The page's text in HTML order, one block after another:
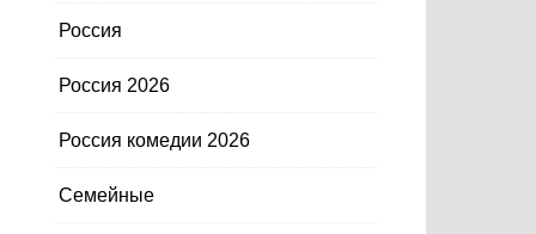
Россия
Россия 2026
Россия комедии 2026
Семейные